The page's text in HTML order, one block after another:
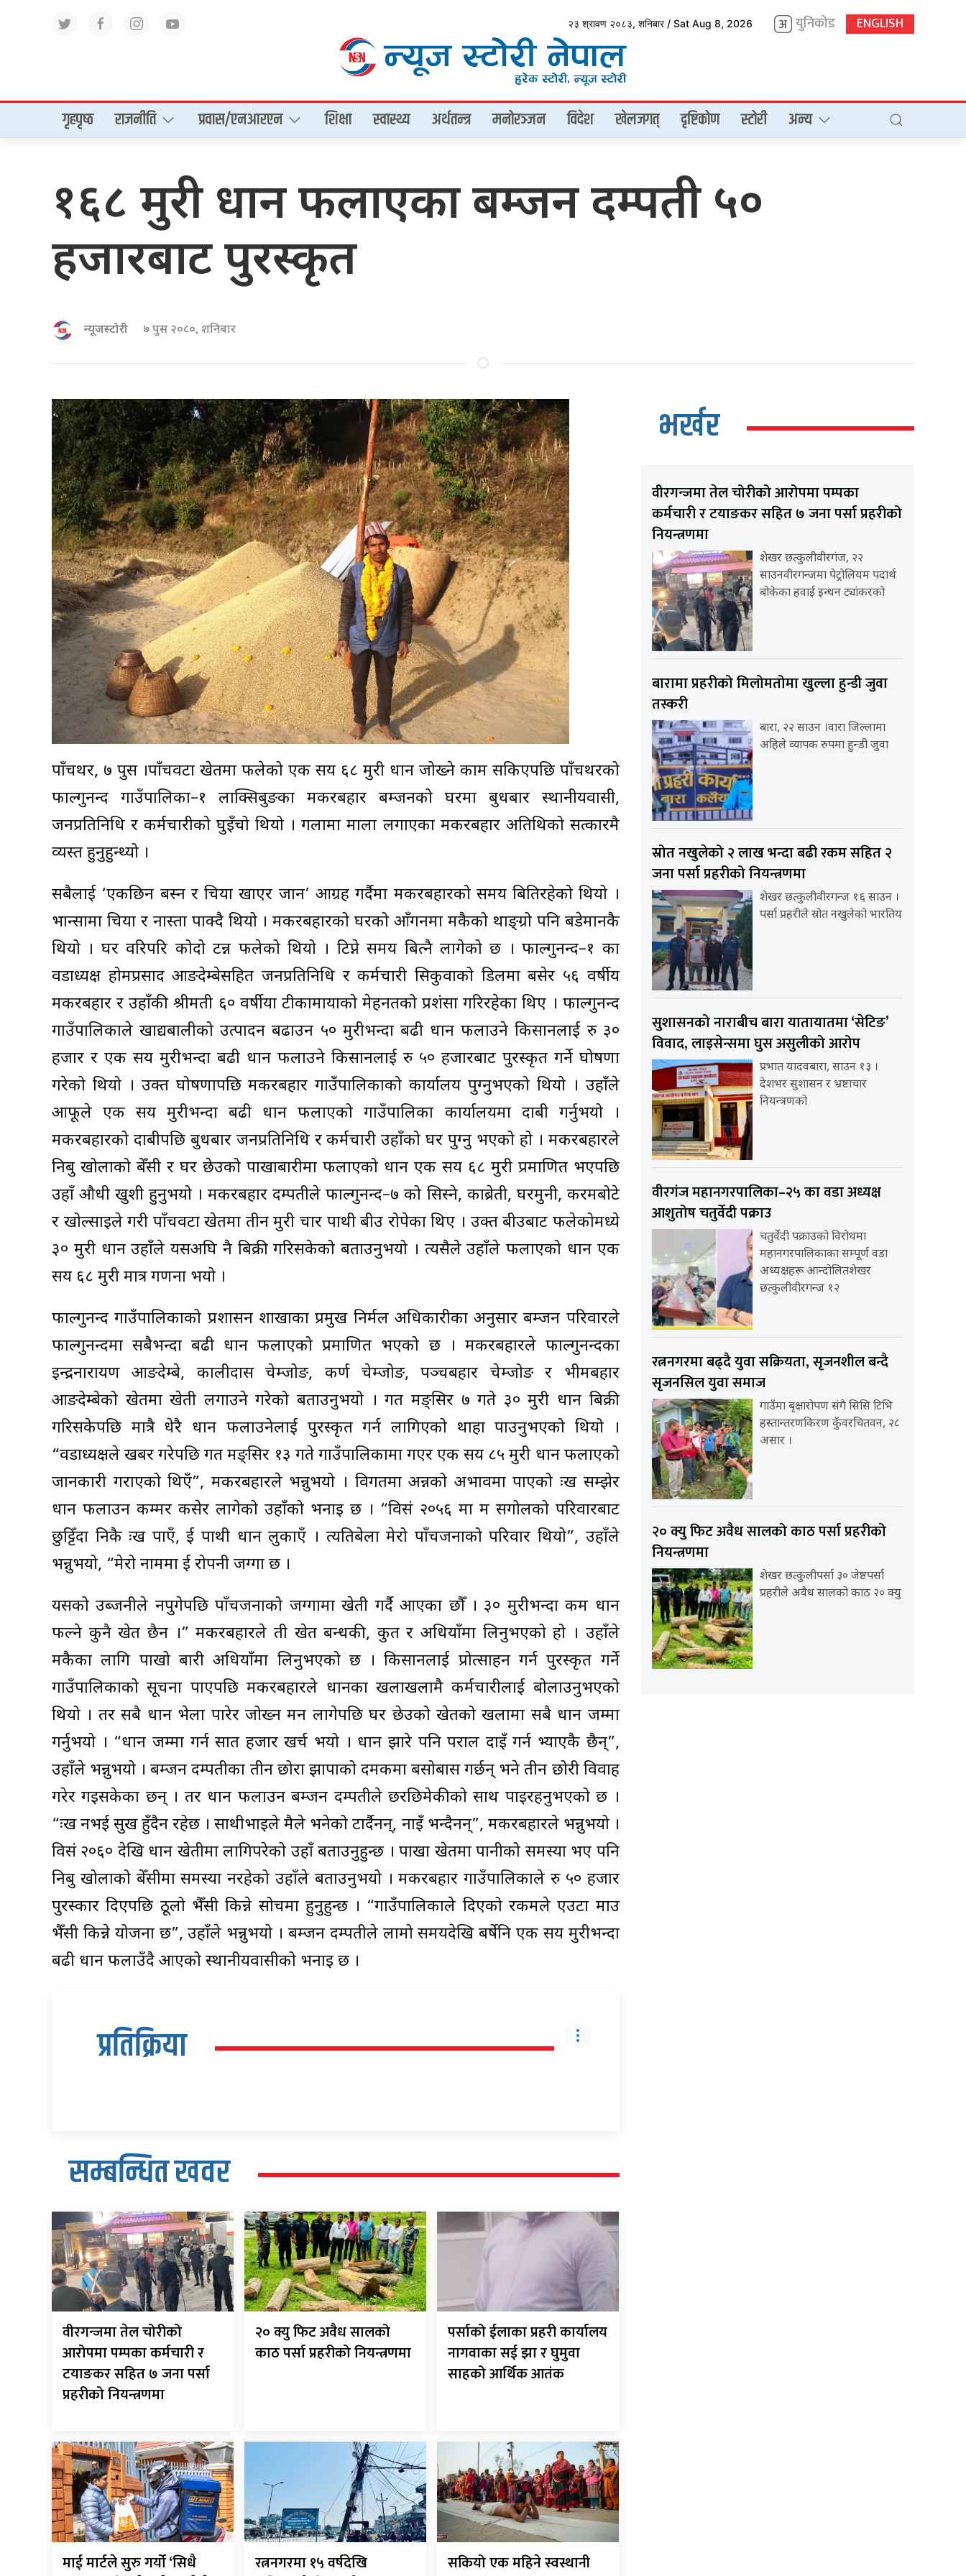
२३ श्रावण २०८३, शनिबार / Sat Aug 8, 2026 युनिकोड ENGLISH
गृहपृष्‍ठ राजनीति प्रवास/एनआरएन शिक्षा स्वास्थ्य अर्थतन्त्र मनोरञ्जन विदेश खेलजगत् दृष्टिकोण स्टोरी अन्य
१६८ मुरी धान फलाएका बम्जन दम्पती ५०
हजारबाट पुरस्कृत
न्यूजस्टोरी ७ पुस २०८०, शनिबार
पाँचथर, ७ पुस ।पाँचवटा खेतमा फलेको एक सय ६८ मुरी धान जोख्ने काम सकिएपछि पाँचथरको
फाल्गुनन्द गाउँपालिका–१ लाक्सिबुङका मकरबहादुर बम्जनको घरमा बुधबार स्थानीयवासी,
जनप्रतिनिधि र कर्मचारीको घुइँचो थियो । गलामा माला लगाएका मकरबहादुर अतिथिको सत्कारमै
व्यस्त हुनुहुन्थ्यो ।
सबैलाई ‘एकछिन बस्न र चिया खाएर जान’ आग्रह गर्दैमा मकरबहादुरको समय बितिरहेको थियो ।
भान्सामा चिया र नास्ता पाक्दै थियो । मकरबहादुरको घरको आँगनमा मकैको थाङ्ग्रो पनि बडेमानकै
थियो । घर वरिपरि कोदो टन्न फलेको थियो । टिप्ने समय बित्नै लागेको छ । फाल्गुनन्द–१ का
वडाध्यक्ष होमप्रसाद आङदेम्बेसहित जनप्रतिनिधि र कर्मचारी सिकुवाको डिलमा बसेर ५६ वर्षीय
मकरबहादुर र उहाँकी श्रीमती ६० वर्षीया टीकामायाको मेहनतको प्रशंसा गरिरहेका थिए । फाल्गुनन्द
गाउँपालिकाले खाद्यबालीको उत्पादन बढाउन ५० मुरीभन्दा बढी धान फलाउने किसानलाई रु ३०
हजार र एक सय मुरीभन्दा बढी धान फलाउने किसानलाई रु ५० हजारबाट पुरस्कृत गर्ने घोषणा
गरेको थियो । उक्त घोषणापछि मकरबहादुर गाउँपालिकाको कार्यालय पुग्नुभएको थियो । उहाँले
आफूले एक सय मुरीभन्दा बढी धान फलाएको गाउँपालिका कार्यालयमा दाबी गर्नुभयो ।
मकरबहादुरको दाबीपछि बुधबार जनप्रतिनिधि र कर्मचारी उहाँको घर पुग्नु भएको हो । मकरबहादुरले
निबु खोलाको बेँसी र घर छेउको पाखाबारीमा फलाएको धान एक सय ६८ मुरी प्रमाणित भएपछि
उहाँ औधी खुशी हुनुभयो । मकरबहादुर दम्पतीले फाल्गुनन्द–७ को सिस्ने, काब्रेती, घरमुनी, करमबोटे
र खोल्साइले गरी पाँचवटा खेतमा तीन मुरी चार पाथी बीउ रोपेका थिए । उक्त बीउबाट फलेकोमध्ये
३० मुरी धान उहाँले यसअघि नै बिक्री गरिसकेको बताउनुभयो । त्यसैले उहाँले फलाएको धान एक
सय ६८ मुरी मात्र गणना भयो ।
फाल्गुनन्द गाउँपालिकाको प्रशासन शाखाका प्रमुख निर्मल अधिकारीका अनुसार बम्जन परिवारले
फाल्गुनन्दमा सबैभन्दा बढी धान फलाएको प्रमाणित भएको छ । मकरबहादुरले फाल्गुनन्दका
इन्द्रनारायण आङदेम्बे, कालीदास चेम्जोङ, कर्ण चेम्जोङ, पञ्चबहादुर चेम्जोङ र भीमबहादुर
आङदेम्बेको खेतमा खेती लगाउने गरेको बताउनुभयो । गत मङ्सिर ७ गते ३० मुरी धान बिक्री
गरिसकेपछि मात्रै धेरै धान फलाउनेलाई पुरस्कृत गर्न लागिएको थाहा पाउनुभएको थियो ।
“वडाध्यक्षले खबर गरेपछि गत मङ्सिर १३ गते गाउँपालिकामा गएर एक सय ८५ मुरी धान फलाएको
जानकारी गराएको थिएँ”, मकरबहादुरले भन्नुभयो । विगतमा अन्नको अभावमा पाएको दुःख सम्झेर
धान फलाउन कम्मर कसेर लागेको उहाँको भनाइ छ । “विसं २०५६ मा म सगोलको परिवारबाट
छुट्टिँदा निकै दुःख पाएँ, दुई पाथी धान लुकाएँ । त्यतिबेला मेरो पाँचजनाको परिवार थियो”, उहाँले
भन्नुभयो, “मेरो नाममा दुई रोपनी जग्गा छ ।
यसको उब्जनीले नपुगेपछि पाँचजनाको जग्गामा खेती गर्दै आएका छौँ । ३० मुरीभन्दा कम धान
फल्ने कुनै खेत छैन ।” मकरबहादुरले ती खेत बन्धकी, कुत र अधियाँमा लिनुभएको हो । उहाँले
मकैका लागि पाखो बारी अधियाँमा लिनुभएको छ । किसानलाई प्रोत्साहन गर्न पुरस्कृत गर्ने
गाउँपालिकाको सूचना पाएपछि मकरबहादुरले धानका खलाखलामै कर्मचारीलाई बोलाउनुभएको
थियो । तर सबै धान भेला पारेर जोख्न मन लागेपछि घर छेउको खेतको खलामा सबै धान जम्मा
गर्नुभयो । “धान जम्मा गर्न सात हजार खर्च भयो । धान झारे पनि पराल दाइँ गर्न भ्याएकै छैन्”,
उहाँले भन्नुभयो । बम्जन दम्पतीका तीन छोरा झापाको दमकमा बसोबास गर्छन् भने तीन छोरी विवाह
गरेर गइसकेका छन् । तर धान फलाउन बम्जन दम्पतीले छरछिमेकीको साथ पाइरहनुभएको छ ।
“दुःख नभई सुख हुँदैन रहेछ । साथीभाइले मैले भनेको टार्दैनन्, नाइँ भन्दैनन्”, मकरबहादुरले भन्नुभयो ।
विसं २०६० देखि धान खेतीमा लागिपरेको उहाँ बताउनुहुन्छ । पाखा खेतमा पानीको समस्या भए पनि
निबु खोलाको बेँसीमा समस्या नरहेको उहाँले बताउनुभयो । मकरबहादुर गाउँपालिकाले रु ५० हजार
पुरस्कार दिएपछि ठूलो भैँसी किन्ने सोचमा हुनुहुन्छ । “गाउँपालिकाले दिएको रकमले एउटा माउ
भैँसी किन्ने योजना छ”, उहाँले भन्नुभयो । बम्जन दम्पतीले लामो समयदेखि बर्षेनि एक सय मुरीभन्दा
बढी धान फलाउँदै आएको स्थानीयवासीको भनाइ छ ।
प्रतिक्रिया
सम्बन्धित खवर
वीरगन्जमा तेल चोरीको
आरोपमा पम्पका कर्मचारी र
टयाङकर सहित ७ जना पर्सा
प्रहरीको नियन्त्रणमा
२० क्यु फिट अवैध सालको
काठ पर्सा प्रहरीको नियन्त्रणमा
पर्साको ईलाका प्रहरी कार्यालय
नागवाका सई झा र घुमुवा
साहको आर्थिक आतंक
माई मार्टले सुरु गर्यो ‘सिधै
रत्ननगरमा १५ वर्षदेखि
सकियो एक महिने स्वस्थानी
भर्खर
वीरगन्जमा तेल चोरीको आरोपमा पम्पका
कर्मचारी र टयाङकर सहित ७ जना पर्सा प्रहरीको
नियन्त्रणमा
शेखर छत्कुलीवीरगंज, २२
साउनवीरगन्जमा पेट्रोलियम पदार्थ
बोकेका हवाई इन्धन ट्यांकरको
बारामा प्रहरीको मिलोमतोमा खुल्ला हुन्डी जुवा
तस्करी
बारा, २२ साउन ।वारा जिल्लामा
अहिले व्यापक रुपमा हुन्डी जुवा
स्रोत नखुलेको २ लाख भन्दा बढी रकम सहित २
जना पर्सा प्रहरीको नियन्त्रणमा
शेखर छत्कुलीवीरगन्ज १६ साउन ।
पर्सा प्रहरीले स्रोत नखुलेको भारतिय
सुशासनको नाराबीच बारा यातायातमा ‘सेटिङ’
विवाद, लाइसेन्समा घुस असुलीको आरोप
प्रभात यादवबारा, साउन १३ ।
देशभर सुशासन र भ्रष्टाचार
नियन्त्रणको
वीरगंज महानगरपालिका–२५ का वडा अध्यक्ष
आशुतोष चतुर्वेदी पक्राउ
चतुर्वेदी पक्राउको विरोधमा
महानगरपालिकाका सम्पूर्ण वडा
अध्यक्षहरू आन्दोलितशेखर
छत्कुलीवीरगन्ज १२
रत्ननगरमा बढ्दै युवा सक्रियता, सृजनशील बन्दै
सृजनसिल युवा समाज
गाउँमा बृक्षारोपण संगै सिसि टिभि
हस्तान्तरणकिरण कुँवरचितवन, २८
असार ।
२० क्यु फिट अवैध सालको काठ पर्सा प्रहरीको
नियन्त्रणमा
शेखर छत्कुलीपर्सा ३० जेष्ठपर्सा
प्रहरीले अवैध सालको काठ २० क्यु